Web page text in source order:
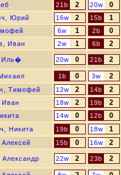
21b 2 20w 0
Юрий 16w 2 15b 1
6w 1 2b 0
Иван 2w 1 6b 2
Иль� 20w 0 21b 2
1b 0 3w 2
Тимофей 12w 2 14b 2
Иван 18w 2 19b 2
14w 0 12b 0
Никита 19b 0 18w 1
15b 0 16w 2
22w 2 23b 2